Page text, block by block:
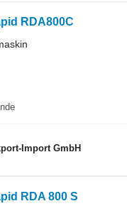
RDA800C
Import GmbH
RDA 800 S